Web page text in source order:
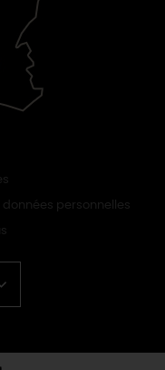
personnelles